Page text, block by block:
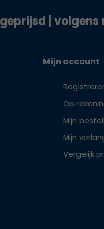
|
Mijn account
Op
Mijn
Mijn
Vergelijk